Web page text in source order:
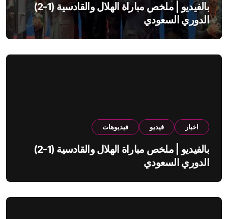
بالفيديو | ملخص مباراة الهلال والقادسية (1-2)
الدوري السعودي
اخبار فيديو فيديوهات
بالفيديو | ملخص مباراة الهلال والقادسية (1-2)
الدوري السعودي